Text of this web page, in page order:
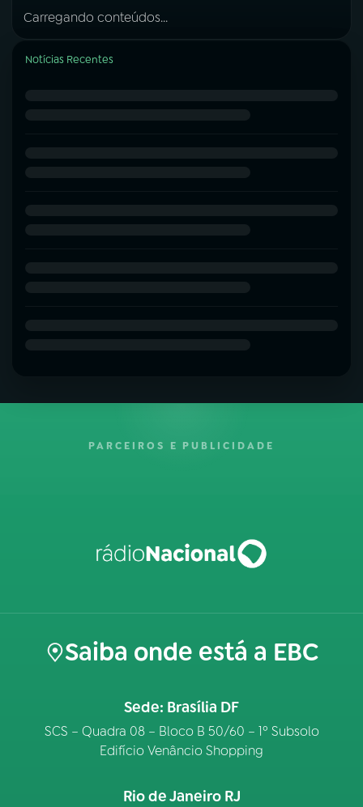
Carregando conteúdos...
Notícias Recentes
PARCEIROS E PUBLICIDADE
Saiba onde está a EBC
Sede: Brasília DF
SCS – Quadra 08 – Bloco B 50/60 – 1º Subsolo
Edifício Venâncio Shopping
Rio de Janeiro RJ